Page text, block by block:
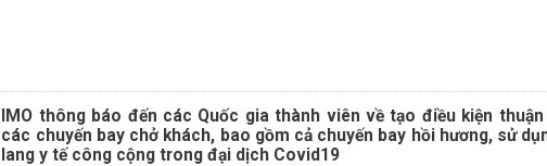
IMO thông báo đến các Quốc gia thành viên về tạo điều kiện
các chuyến bay chở khách, bao gồm cả chuyến bay hồi hương, sử
lang y tế công cộng trong đại dịch Covid19